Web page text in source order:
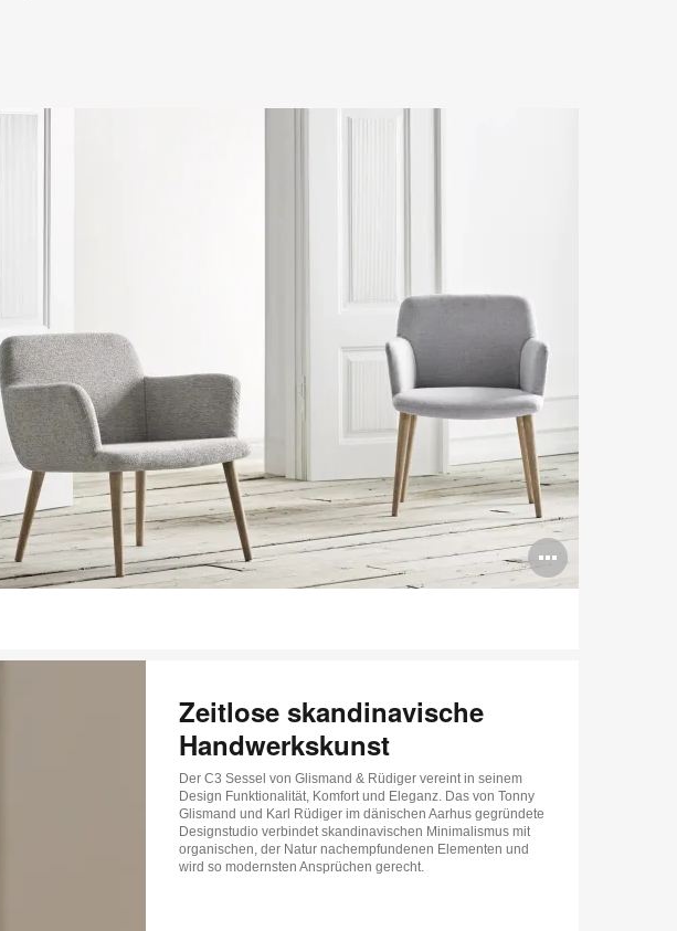
öffnen
Zeitlose skandinavische
Handwerkskunst
Der C3 Sessel von Glismand & Rüdiger vereint in seinem
Design Funktionalität, Komfort und Eleganz. Das von Tonny
Glismand und Karl Rüdiger im dänischen Aarhus gegründete
Designstudio verbindet skandinavischen Minimalismus mit
organischen, der Natur nachempfundenen Elementen und
wird so modernsten Ansprüchen gerecht.